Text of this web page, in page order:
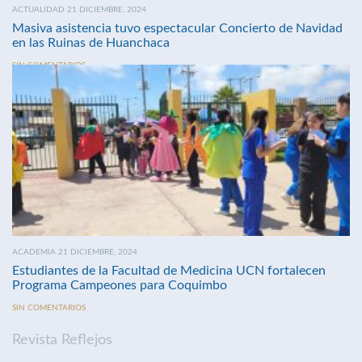
ACTUALIDAD 21 DICIEMBRE, 2024
Masiva asistencia tuvo espectacular Concierto de Navidad
en las Ruinas de Huanchaca
SIN COMENTARIOS
ACADEMIA 21 DICIEMBRE, 2024
Estudiantes de la Facultad de Medicina UCN fortalecen
Programa Campeones para Coquimbo
SIN COMENTARIOS
Revista Reflejos